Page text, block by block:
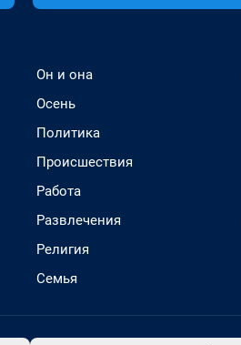
Он и она
Осень
Политика
Происшествия
Работа
Развлечения
Религия
Семья